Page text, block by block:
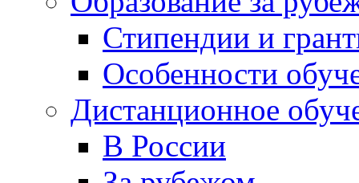
Стипендии и
Особенности
Дистанционное
В России